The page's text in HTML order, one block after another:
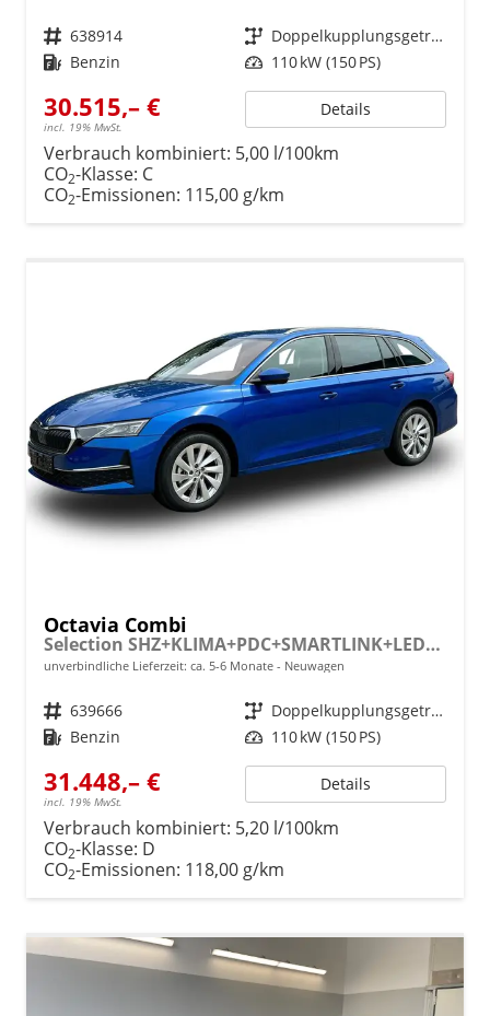
Fahrzeugnr. 638914 Getriebe
Doppelkupplungsgetriebe (DSG)
Kraftstoff Benzin Leistung 110 kW (150 PS)
30.515,– €
incl. 19% MwSt.
Details
Verbrauch kombiniert: 5,00 l/100km
CO2-Klasse: C
CO2-Emissionen: 115,00 g/km
Octavia Combi
Selection SHZ+KLIMA+PDC+SMARTLINK+LED+16" ALU
unverbindliche Lieferzeit: ca. 5-6 Monate Neuwagen
Fahrzeugnr. 639666 Getriebe
Doppelkupplungsgetriebe (DSG)
Kraftstoff Benzin Leistung 110 kW (150 PS)
31.448,– €
incl. 19% MwSt.
Details
Verbrauch kombiniert: 5,20 l/100km
CO2-Klasse: D
CO2-Emissionen: 118,00 g/km